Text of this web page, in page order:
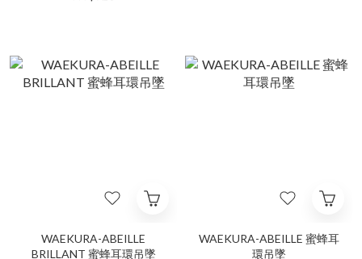
WAEKURA-ABEILLE
BRILLANT 蜜蜂耳環吊墜
WAEKURA-ABEILLE 蜜蜂耳
環吊墜